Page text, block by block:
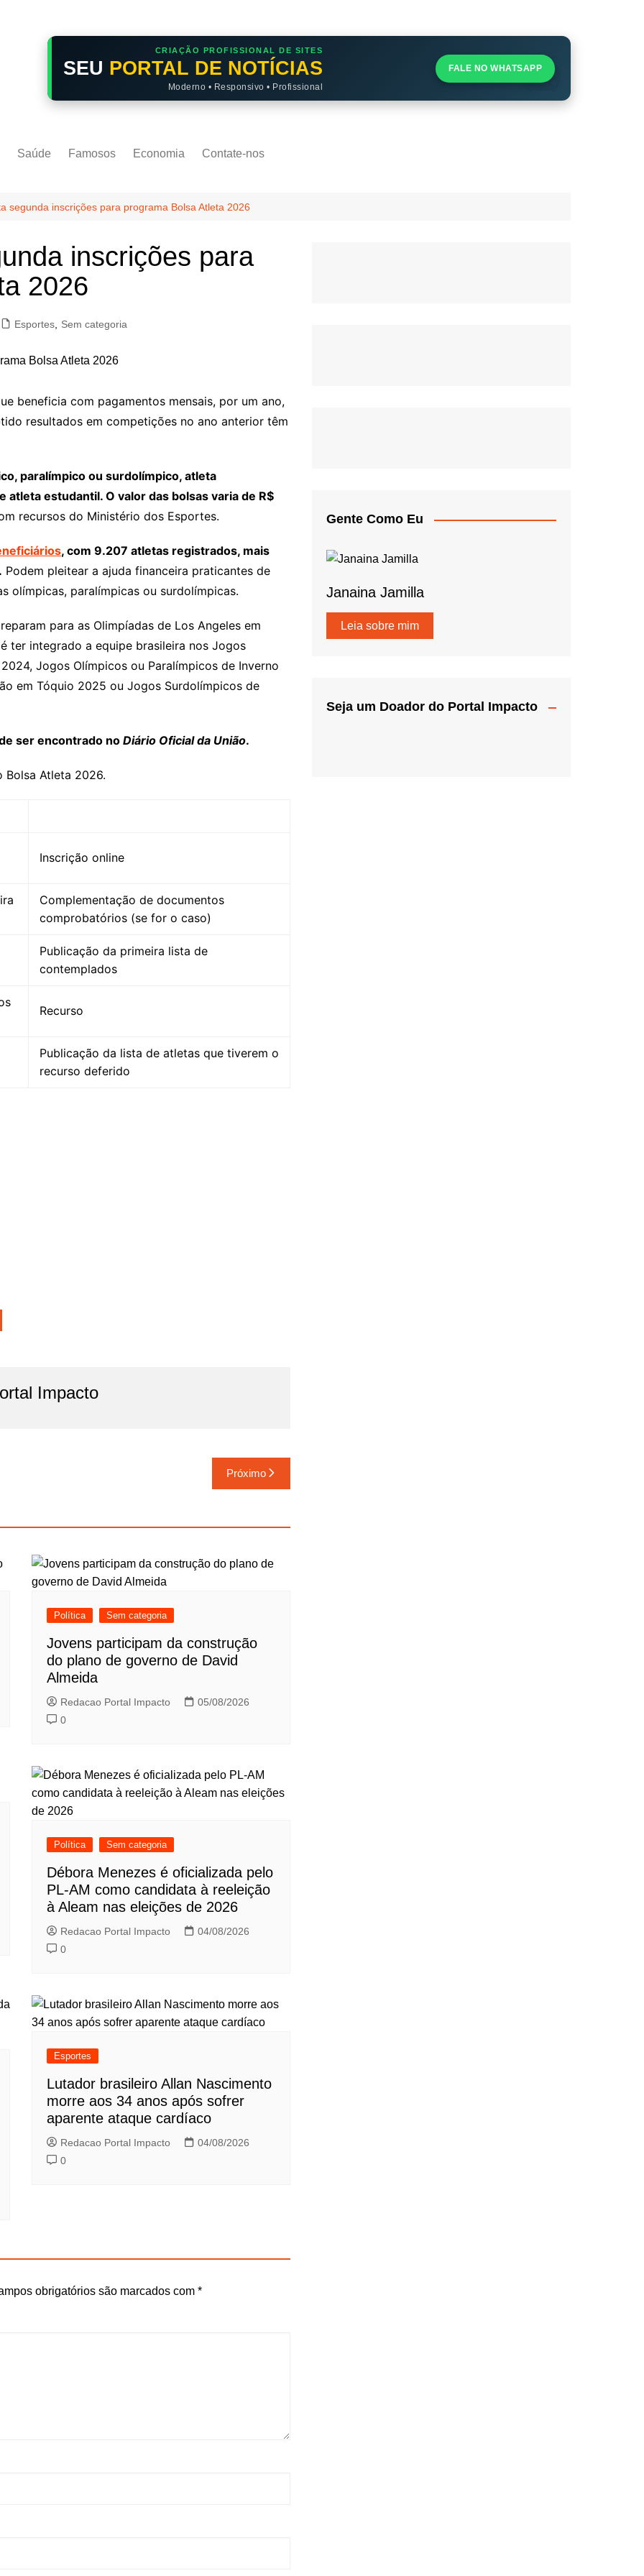
CRIAÇÃO PROFISSIONAL DE SITES
SEU PORTAL DE NOTÍCIAS
Moderno • Responsivo • Profissional
FALE NO WHATSAPP
Saúde Famosos Economia Contate-nos
segunda inscrições para programa Bolsa Atleta 2026
inscrições para
2026
Esportes Sem categoria
beneficia com pagamentos mensais, por um ano,
resultados em competições no ano anterior têm
paralímpico ou surdolímpico, atleta
atleta estudantil. O valor das bolsas varia de R$
recursos do Ministério dos Esportes.
, com 9.207 atletas registrados, mais
Podem pleitear a ajuda financeira praticantes de
olímpicas, paralímpicas ou surdolímpicas.
para as Olimpíadas de Los Angeles em
ter integrado a equipe brasileira nos Jogos
Jogos Olímpicos ou Paralímpicos de Inverno
em Tóquio 2025 ou Jogos Surdolímpicos de
ser encontrado no Diário Oficial da União.
Atleta 2026.
Inscrição online
Complementação de documentos
comprobatórios (se for o caso)
Publicação da primeira lista de
contemplados
Recurso
Publicação da lista de atletas que tiverem o
recurso deferido
Impacto
Próximo
Política Sem categoria
Jovens participam da construção
do plano de governo de David
Almeida
Redacao Portal Impacto
05/08/2026
0
Política Sem categoria
Débora Menezes é oficializada pelo
PL-AM como candidata à reeleição
à Aleam nas eleições de 2026
Redacao Portal Impacto
04/08/2026
0
Esportes
Lutador brasileiro Allan Nascimento
morre aos 34 anos após sofrer
aparente ataque cardíaco
Redacao Portal Impacto
04/08/2026
0
obrigatórios são marcados com *
Gente Como Eu
Janaina Jamilla
Leia sobre mim
Seja um Doador do Portal Impacto